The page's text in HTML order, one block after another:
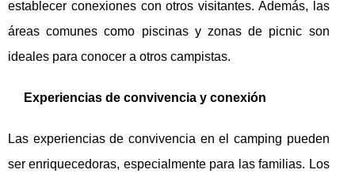
establecer conexiones con otros visitantes. Además, las
áreas comunes como piscinas y zonas de picnic son
ideales para conocer a otros campistas.
Experiencias de convivencia y conexión
Las experiencias de convivencia en el camping pueden
ser enriquecedoras, especialmente para las familias. Los